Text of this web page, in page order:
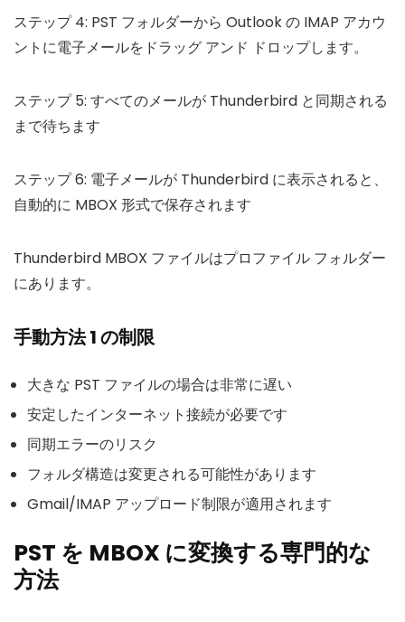
ステップ 4: PST フォルダーから Outlook の IMAP アカウ
ントに電子メールをドラッグ アンド ドロップします。
ステップ 5: すべてのメールが Thunderbird と同期される
まで待ちます
ステップ 6: 電子メールが Thunderbird に表示されると、
自動的に MBOX 形式で保存されます
Thunderbird MBOX ファイルはプロファイル フォルダー
にあります。
手動方法 1 の制限
大きな PST ファイルの場合は非常に遅い
安定したインターネット接続が必要です
同期エラーのリスク
フォルダ構造は変更される可能性があります
Gmail/IMAP アップロード制限が適用されます
PST を MBOX に変換する専門的な
方法